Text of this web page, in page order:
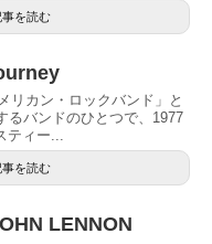
事を読む
リカン・ロックバンド」と
るバンドのひとつで、1977
ティー...
事を読む
LENNON